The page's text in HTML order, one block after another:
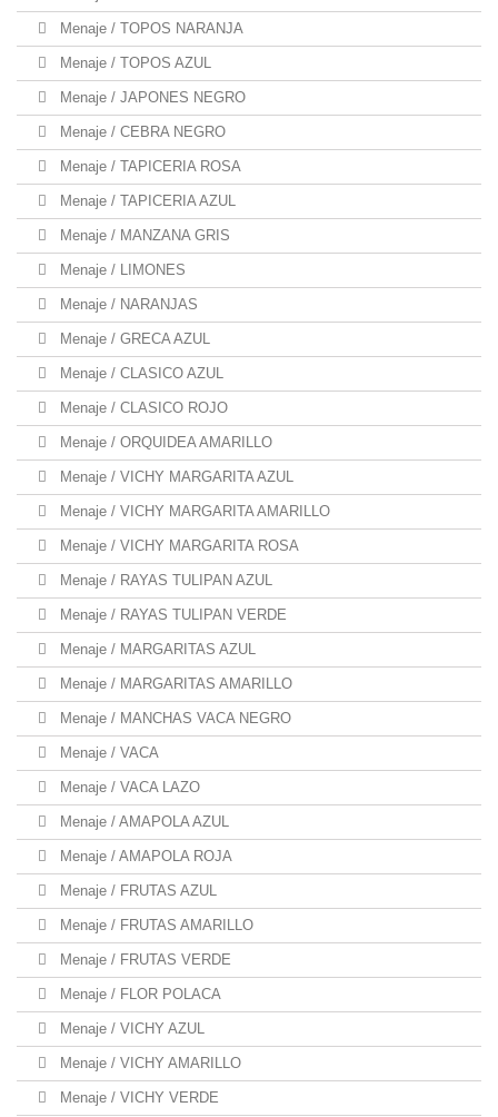
Menaje / TOPOS NARANJA
Menaje / TOPOS AZUL
Menaje / JAPONES NEGRO
Menaje / CEBRA NEGRO
Menaje / TAPICERIA ROSA
Menaje / TAPICERIA AZUL
Menaje / MANZANA GRIS
Menaje / LIMONES
Menaje / NARANJAS
Menaje / GRECA AZUL
Menaje / CLASICO AZUL
Menaje / CLASICO ROJO
Menaje / ORQUIDEA AMARILLO
Menaje / VICHY MARGARITA AZUL
Menaje / VICHY MARGARITA AMARILLO
Menaje / VICHY MARGARITA ROSA
Menaje / RAYAS TULIPAN AZUL
Menaje / RAYAS TULIPAN VERDE
Menaje / MARGARITAS AZUL
Menaje / MARGARITAS AMARILLO
Menaje / MANCHAS VACA NEGRO
Menaje / VACA
Menaje / VACA LAZO
Menaje / AMAPOLA AZUL
Menaje / AMAPOLA ROJA
Menaje / FRUTAS AZUL
Menaje / FRUTAS AMARILLO
Menaje / FRUTAS VERDE
Menaje / FLOR POLACA
Menaje / VICHY AZUL
Menaje / VICHY AMARILLO
Menaje / VICHY VERDE